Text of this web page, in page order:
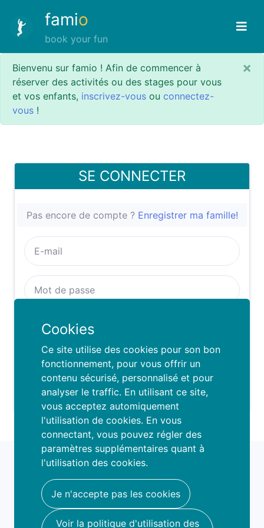
famio
book your fun
Cookies
Ce site utilise des cookies pour son bon
fonctionnement, pour vous offrir un
contenu sécurisé, personnalisé et pour
analyser le traffic. En utilisant ce site,
vous acceptez automiquement
l'utilisation de cookies. En vous
connectant, vous pouvez régler des
paramètres supplémentaires quant à
l'utilisation des cookies.
Je n'accepte pas les cookies
Voir la politique d'utilisation des
Bienvenu sur famio ! Afin de commencer à
réserver des activités ou des stages pour vous
et vos enfants, inscrivez-vous ou connectez-
vous !
×
SE CONNECTER
Pas encore de compte ? Enregistrer ma famille!
Se rappeller de moi :
SE CONNECTER
Mot de passe oublié ?
famio
hello@famio.be
A propos